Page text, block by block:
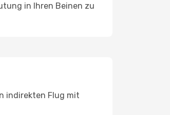
in Ihren Beinen zu
indirekten Flug mit